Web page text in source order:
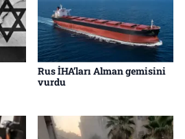
Rus İHA’ları Alman gemisini
vurdu